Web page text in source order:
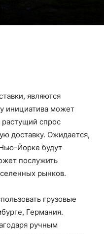
являются
инициатива может
спрос
доставку. Ожидается,
Йорке будут
послужить
рынков.
грузовые
Германия.
ручным